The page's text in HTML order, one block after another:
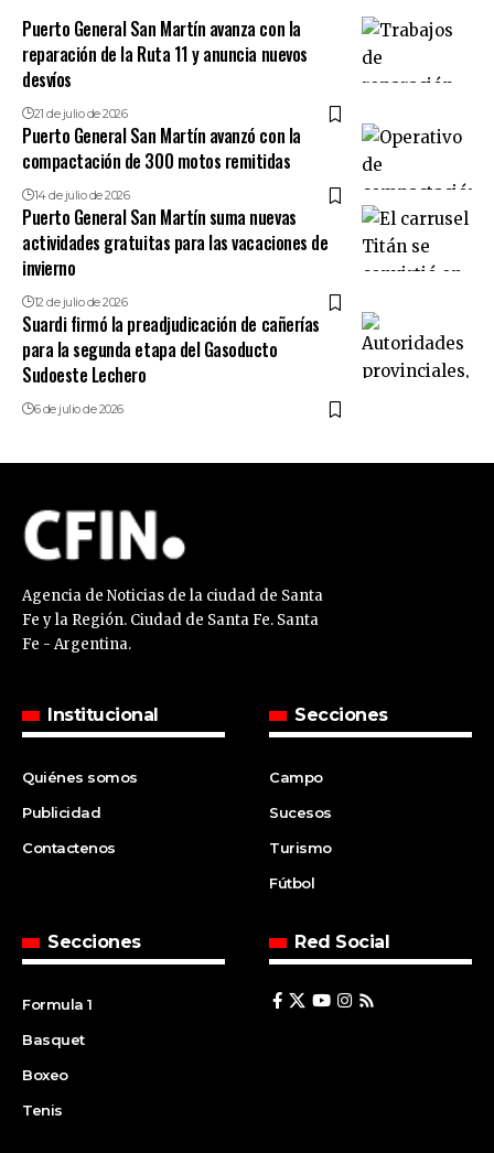
Puerto General San Martín avanza con la
reparación de la Ruta 11 y anuncia nuevos
desvíos
21 de julio de 2026
Puerto General San Martín avanzó con la
compactación de 300 motos remitidas
14 de julio de 2026
Puerto General San Martín suma nuevas
actividades gratuitas para las vacaciones de
invierno
12 de julio de 2026
Suardi firmó la preadjudicación de cañerías
para la segunda etapa del Gasoducto
Sudoeste Lechero
6 de julio de 2026
Agencia de Noticias de la ciudad de Santa
Fe y la Región. Ciudad de Santa Fe. Santa
Fe - Argentina.
Institucional
Quiénes somos
Publicidad
Contactenos
Secciones
Campo
Sucesos
Turismo
Fútbol
Secciones
Formula 1
Basquet
Boxeo
Tenis
Red Social